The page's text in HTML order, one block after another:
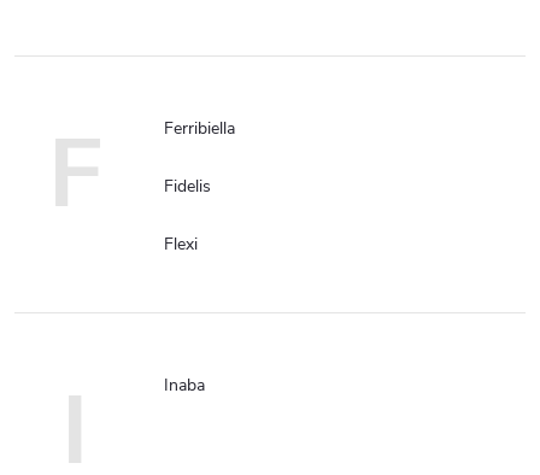
F Ferribiella
Fidelis
Flexi
I Inaba